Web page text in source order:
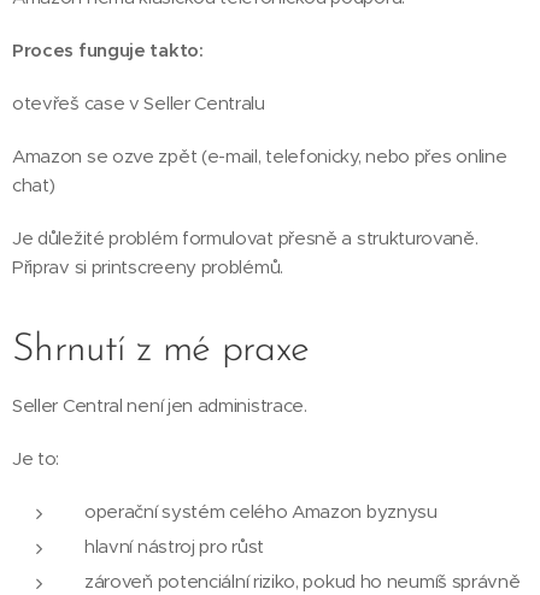
Proces funguje takto:
otevřeš case v Seller Centralu
Amazon se ozve zpět (e-mail, telefonicky, nebo přes online
chat)
Je důležité problém formulovat přesně a strukturovaně.
Připrav si printscreeny problémů.
Shrnutí z mé praxe
Seller Central není jen administrace.
Je to:
operační systém celého Amazon byznysu
hlavní nástroj pro růst
zároveň potenciální riziko, pokud ho neumíš správně